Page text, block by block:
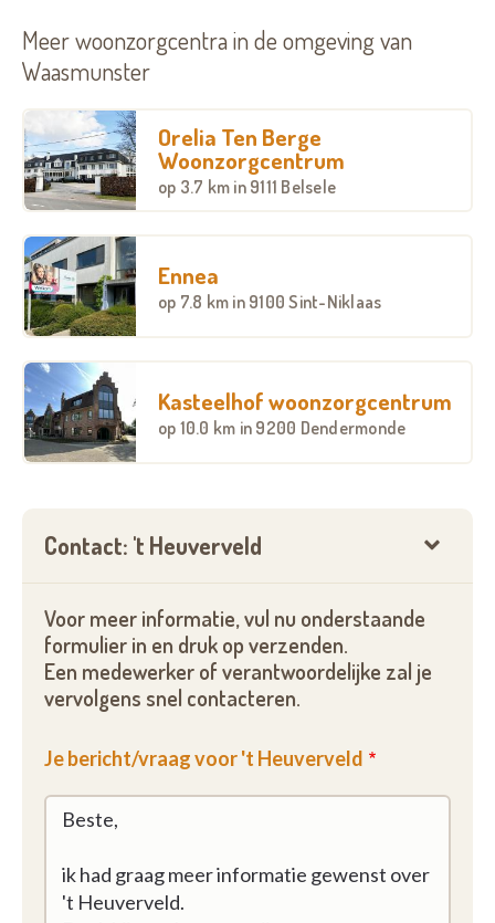
Meer woonzorgcentra in de omgeving van
Waasmunster
Orelia Ten Berge
Woonzorgcentrum
op 3.7 km in 9111 Belsele
Ennea
op 7.8 km in 9100 Sint-Niklaas
Kasteelhof woonzorgcentrum
op 10.0 km in 9200 Dendermonde
Contact: 't Heuverveld
Voor meer informatie, vul nu onderstaande
formulier in en druk op verzenden.
Een medewerker of verantwoordelijke zal je
vervolgens snel contacteren.
Je bericht/vraag voor 't Heuverveld